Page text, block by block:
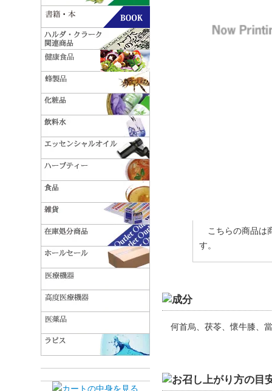
こちらの商品は
す。
何首烏、茯苓、懷牛膝、